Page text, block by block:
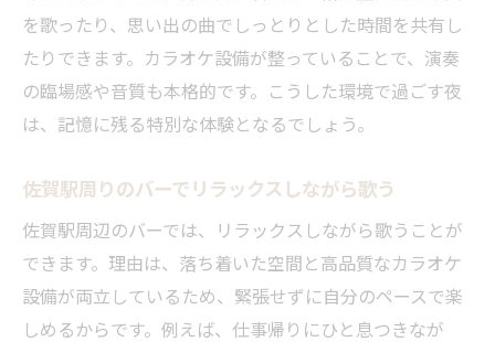
カラオケ付きバーが注目される理由とは
バーで音楽と共に楽しむ新しい夜遊び
カラオケバーが人気を集める魅力を解説
バーで広がるカラオケと交流の楽しさ
バーとカラオケが叶える大人の癒やし時間
佐賀駅エリアで広がる夜遊びの新定番
リラックス重視のバーで過ごす夜の魅力
カラオケバーが大人に選ばれる理由を紹介
を歌ったり、思い出の曲でしっとりとした時間を共有し
たりできます。カラオケ設備が整っていることで、演奏
の臨場感や音質も本格的です。こうした環境で過ごす夜
は、記憶に残る特別な体験となるでしょう。
佐賀駅周りのバーでリラックスしながら歌う
佐賀駅周辺のバーでは、リラックスしながら歌うことが
できます。理由は、落ち着いた空間と高品質なカラオケ
設備が両立しているため、緊張せずに自分のペースで楽
しめるからです。例えば、仕事帰りにひと息つきなが